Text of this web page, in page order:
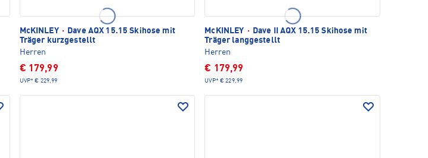
McKINLEY ·
Dave AQX 15.15 Skihose mit
Träger kurzgestellt
Herren
€ 179,99
UVP* € 229,99
McKINLEY ·
Dave II AQX 15.15 Skihose mit
Träger langgestellt
Herren
€ 179,99
UVP* € 229,99